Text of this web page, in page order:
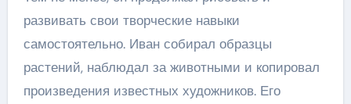
развивать свои творческие навыки
самостоятельно. Иван собирал образцы
растений, наблюдал за животными и копировал
произведения известных художников. Его